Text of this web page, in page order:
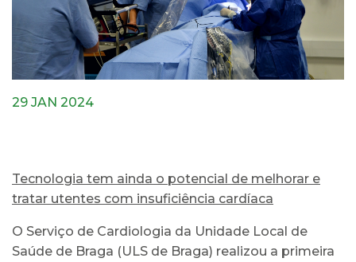
29 JAN 2024
Tecnologia tem ainda o potencial de melhorar e
tratar utentes com insuficiência cardíaca
O Serviço de Cardiologia da Unidade Local de
Saúde de Braga (ULS de Braga) realizou a primeira